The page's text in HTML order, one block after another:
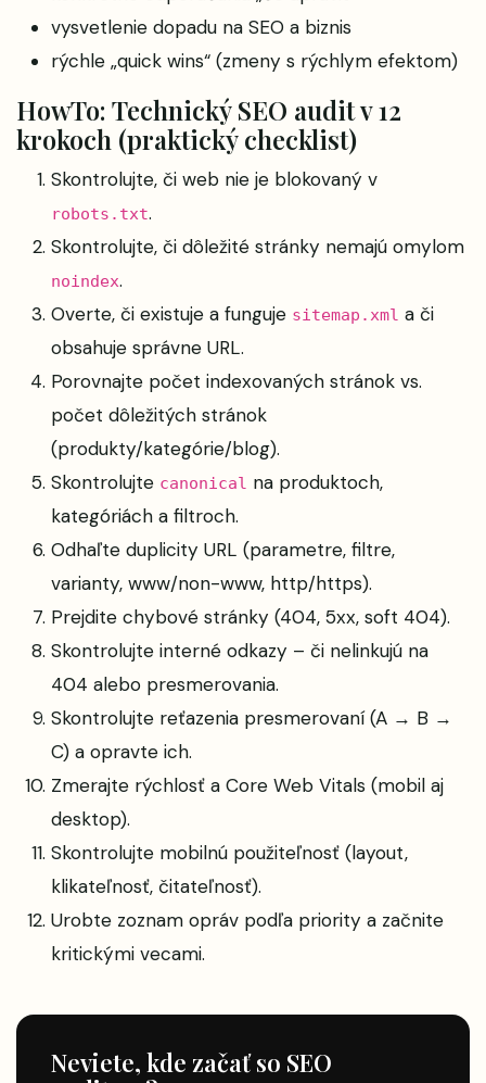
vysvetlenie dopadu na SEO a biznis
rýchle „quick wins“ (zmeny s rýchlym efektom)
HowTo: Technický SEO audit v 12
krokoch (praktický checklist)
Skontrolujte, či web nie je blokovaný v
robots.txt.
Skontrolujte, či dôležité stránky nemajú omylom
noindex.
Overte, či existuje a funguje sitemap.xml a či
obsahuje správne URL.
Porovnajte počet indexovaných stránok vs.
počet dôležitých stránok
(produkty/kategórie/blog).
Skontrolujte canonical na produktoch,
kategóriách a filtroch.
Odhaľte duplicity URL (parametre, filtre,
varianty, www/non-www, http/https).
Prejdite chybové stránky (404, 5xx, soft 404).
Skontrolujte interné odkazy – či nelinkujú na
404 alebo presmerovania.
Skontrolujte reťazenia presmerovaní (A → B →
C) a opravte ich.
Zmerajte rýchlosť a Core Web Vitals (mobil aj
desktop).
Skontrolujte mobilnú použiteľnosť (layout,
klikateľnosť, čitateľnosť).
Urobte zoznam opráv podľa priority a začnite
kritickými vecami.
Neviete, kde začať so SEO